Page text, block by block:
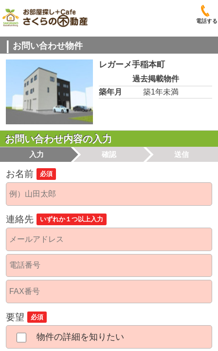
電話する
お問い合わせ物件
レガーメ手稲本町
過去掲載物件
築年月
築1年未満
お問い合わせ内容の入力
入力 確認 送信
お名前 必須
連絡先 いずれか１つ以上入力
要望 必須
物件の詳細を知りたい